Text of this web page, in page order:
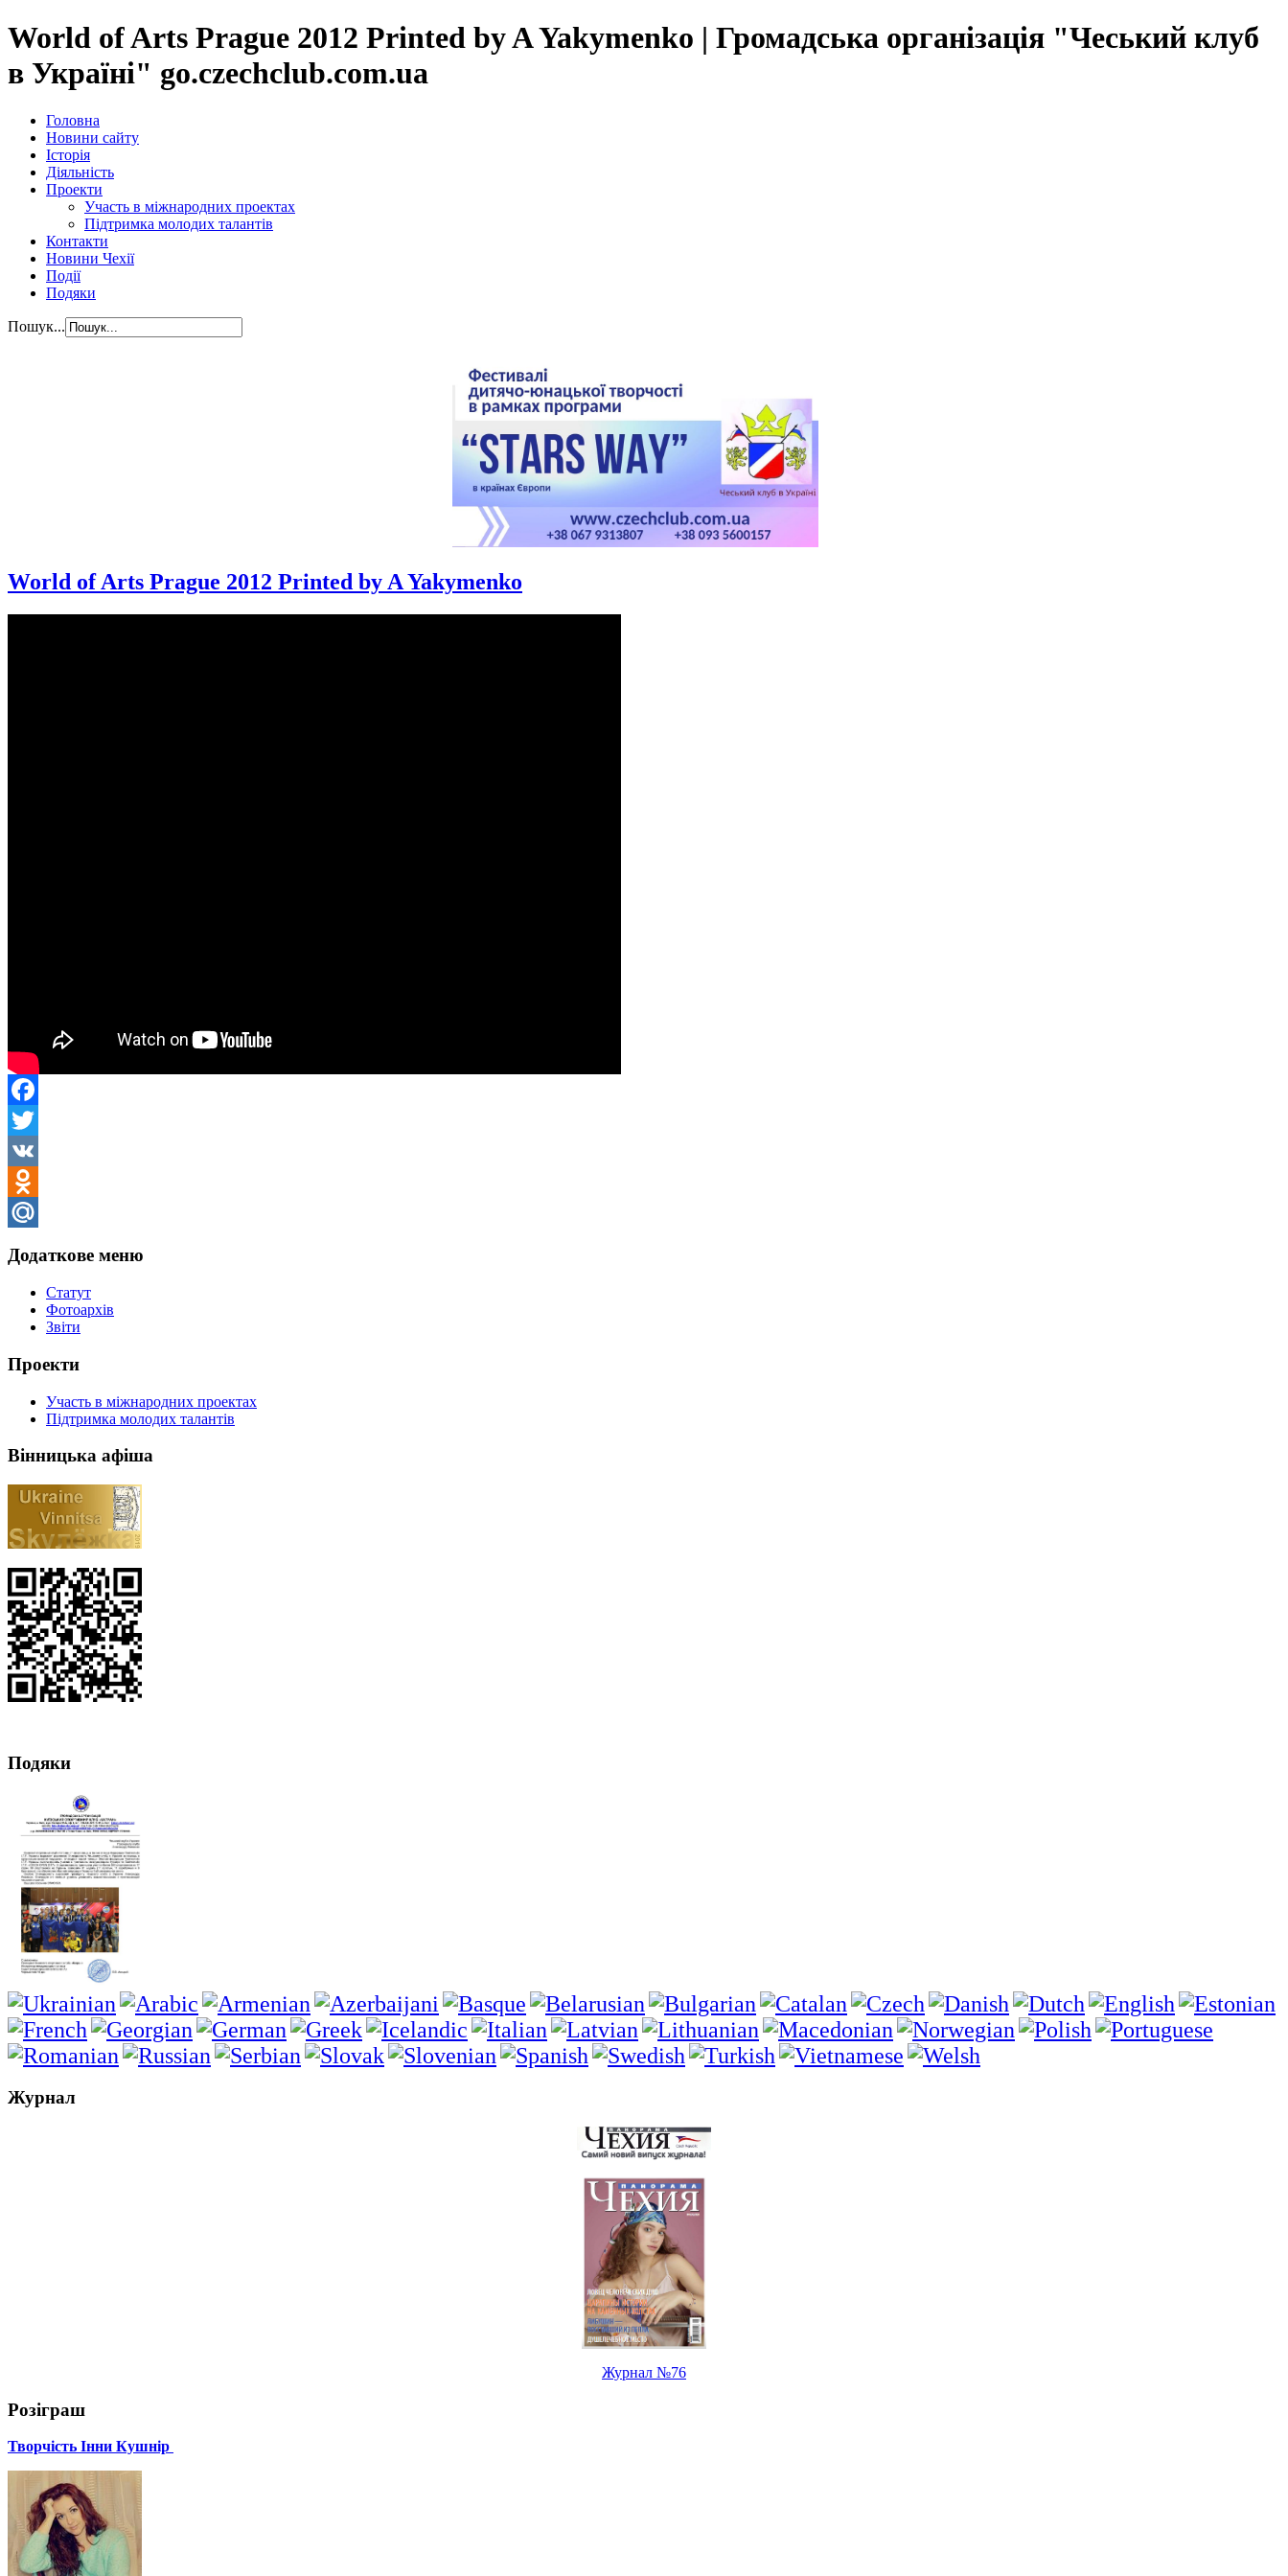
World of Arts Prague 2012 Printed by A Yakymenko | Громадська організація "Чеський клуб
в Україні" go.czechclub.com.ua
Головна
Новини сайту
Історія
Діяльність
Проекти
Участь в міжнародних проектах
Підтримка молодих талантів
Контакти
Новини Чехії
Події
Подяки
Пошук...
World of Arts Prague 2012 Printed by A Yakymenko
Facebook
Twitter
VK
Odnoklassniki
Додаткове меню
Статут
Фотоархів
Звіти
Проекти
Участь в міжнародних проектах
Підтримка молодих талантів
Вінницька афіша
Подяки
Журнал
Журнал №76
Розіграш
Творчість Інни Кушнір